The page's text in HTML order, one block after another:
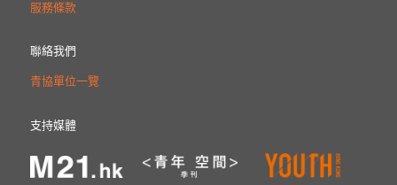
服務條款
聯絡我們
青協單位一覽
支持媒體